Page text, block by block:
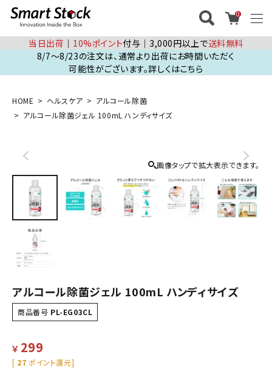
0
当日出荷 │ 10%ポイント付与│3,000円以上で送料無料
8/7～8/23の注文は、通常より出荷にお時間いただく
可能性がございます。詳しくはこちら
HOME ヘルスケア
アルコール除菌
アルコール除菌ジェル 100mL ハンディサイズ
画像タップで拡大表示できます。
アルコール除菌ジェル 100mL ハンディサイズ
商品番号 PL-EG03CL
￥ 299
[ 27 ポイント還元]